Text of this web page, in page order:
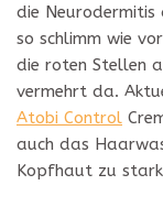
die Neurodermitis
so schlimm wie
die roten Stellen
vermehrt da.
Atobi Control
auch das
Kopfhaut zu